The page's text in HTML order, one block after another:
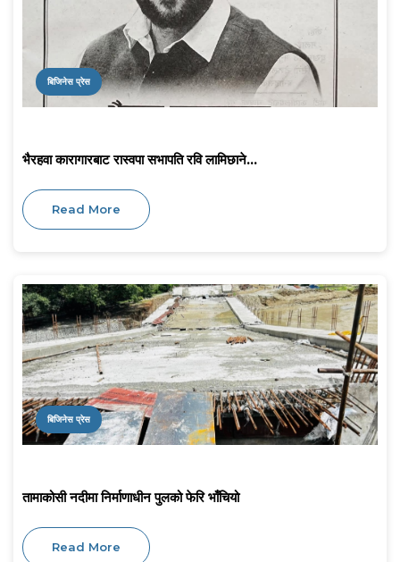
बिजिनेस प्रेस
भैरहवा कारागारबाट रास्वपा सभापति रवि लामिछाने...
Read More
बिजिनेस प्रेस
तामाकोसी नदीमा निर्माणाधीन पुलको फेरि भाँचियो
Read More